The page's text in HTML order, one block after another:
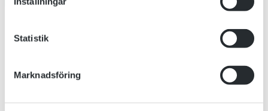
Statistik
Marknadsföring
Ett samtal om likheter och motsatser i de respektive
Moderator: Katarina Sjögren, Galleri Crystal, Stockholm.